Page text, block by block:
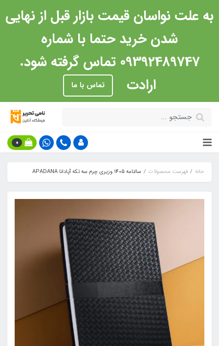
به علت نواسان قیمت بازار قبل از نهایی
شدن خرید حتما با شماره
09392489747 تماس گرفته شود.
ارادت
تماس با ما
0
خانه فهرست محصولات سالنامه 1405 وزیری چرم سه تکه آپادانا APADANA